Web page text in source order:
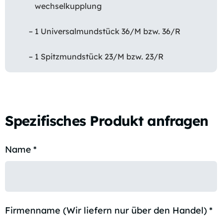
wechselkupplung
– 1 Universalmundstück 36/M bzw. 36/R
– 1 Spitzmundstück 23/M bzw. 23/R
Spezifisches Produkt anfragen
Name *
Firmenname (Wir liefern nur über den Handel) *